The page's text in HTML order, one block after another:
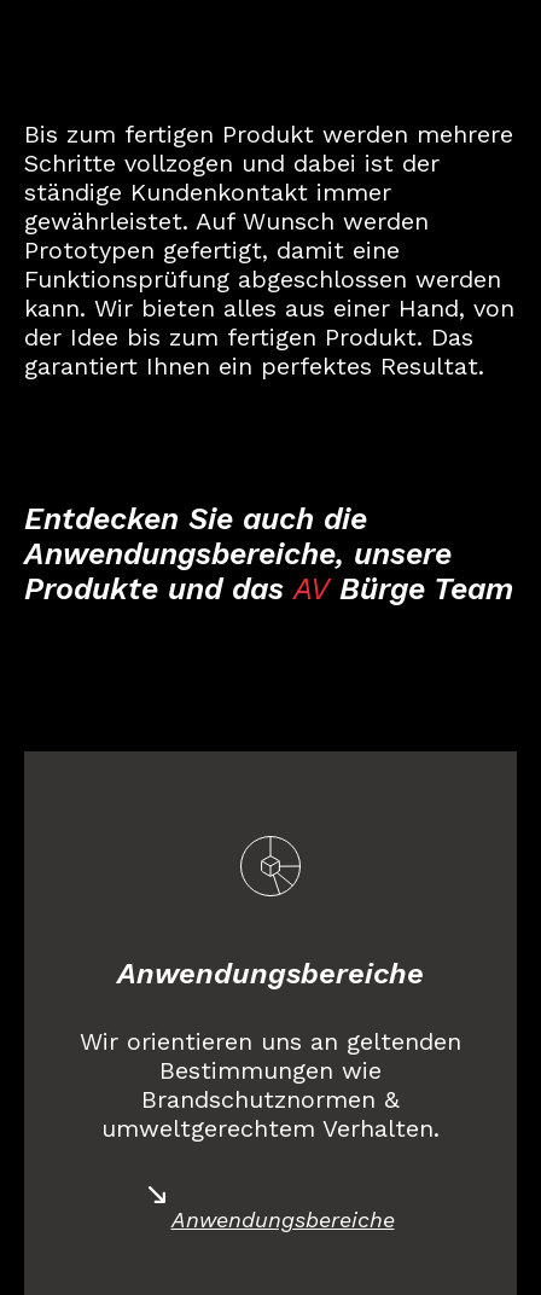
Bis zum fertigen Produkt werden mehrere
Schritte vollzogen und dabei ist der
ständige Kundenkontakt immer
gewährleistet. Auf Wunsch werden
Prototypen gefertigt, damit eine
Funktionsprüfung abgeschlossen werden
kann. Wir bieten alles aus einer Hand, von
der Idee bis zum fertigen Produkt. Das
garantiert Ihnen ein perfektes Resultat.
Entdecken Sie auch die
Anwendungsbereiche, unsere
Produkte und das AVBürge Team
Anwendungsbereiche
Wir orientieren uns an geltenden
Bestimmungen wie
Brandschutznormen &
umweltgerechtem Verhalten.
Anwendungsbereiche